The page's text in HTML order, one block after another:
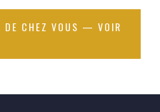
DE CHEZ VOUS — VOIR